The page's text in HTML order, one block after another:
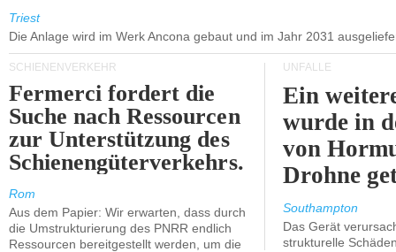
Triest
Die Anlage wird im Werk Ancona gebaut und im Jahr 2031
SCHIENENVERKEHR
Fermerci fordert die
Suche nach Ressourcen
zur Unterstützung des
Schienengüterverkehrs.
Rom
Aus dem Papier: Wir erwarten, dass durch
die Umstrukturierung des PNRR endlich
Ressourcen bereitgestellt werden, um die
UNFÄLLE
Ein
wurde in
von
Drohne
Southampton
Das Gerät
strukturelle